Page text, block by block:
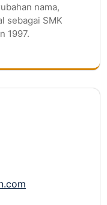
nama,
sebagai SMK
1997.